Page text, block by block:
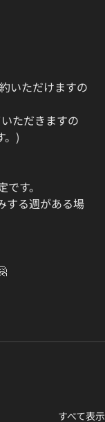
いただけますの
ただきますの
。)
す。
する週がある場
すべて表示